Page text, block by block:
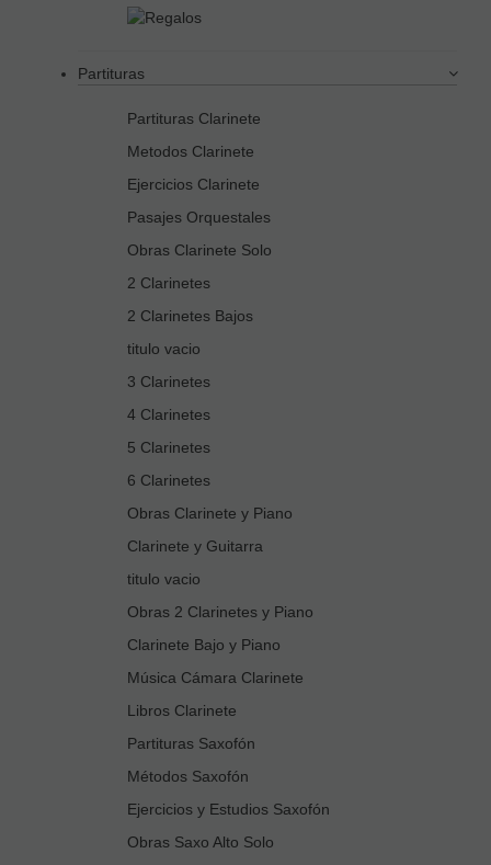
Partituras
Partituras Clarinete
Metodos Clarinete
Ejercicios Clarinete
Pasajes Orquestales
Obras Clarinete Solo
2 Clarinetes
2 Clarinetes Bajos
titulo vacio
3 Clarinetes
4 Clarinetes
5 Clarinetes
6 Clarinetes
Obras Clarinete y Piano
Clarinete y Guitarra
titulo vacio
Obras 2 Clarinetes y Piano
Clarinete Bajo y Piano
Música Cámara Clarinete
Libros Clarinete
Partituras Saxofón
Métodos Saxofón
Ejercicios y Estudios Saxofón
Obras Saxo Alto Solo